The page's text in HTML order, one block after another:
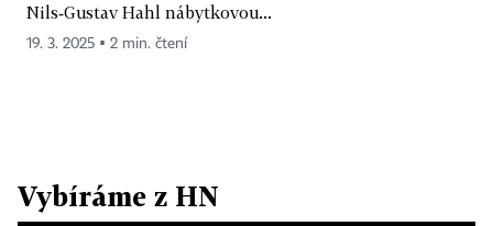
Nils‑Gustav Hahl nábytkovou...
19. 3. 2025 ▪ 2 min. čtení
Vybíráme z HN